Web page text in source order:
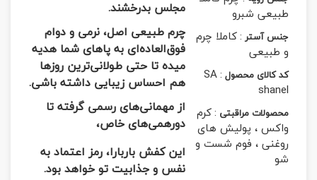
طبیعی شبرو
جنس آستر :کاملا چرم
و طبیعی
کد کالای محصول :
SA
shanel
محصولات مراقبتی :کرم
واکس ، پولیش های
روغنی ، فوم شست و
شو
مجلس بدرخشند.
چرم طبیعی اصل، نرمی و دوام
فوق‌العاده‌ای به پاهای شما هدیه
میده تا حتی طولانی‌ترین روزها
هم احساس زیبایی داشته باشی.
از مهمانی‌های رسمی گرفته تا
دورهمی‌های خاص،
این کفش باربارا، رمز اعتماد به
نفس و جذابیت تو خواهد بود.